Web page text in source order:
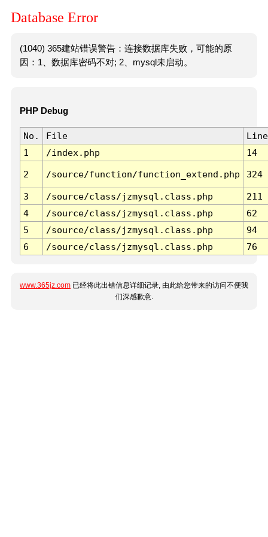
Database Error
(1040) 365建站错误警告：连接数据库失败，可能的原
因：1、数据库密码不对; 2、mysql未启动。
PHP Debug
No. File
Line
1
/index.php 14
2 /source/function/function_extend.php 324
3 /source/class/jzmysql.class.php
211
4
/source/class/jzmysql.class.php
62
5
/source/class/jzmysql.class.php
94
6
/source/class/jzmysql.class.php 76
www.365jz.com 已经将此出错信息详细记录, 由此给您带来的访问不便我
们深感歉意.